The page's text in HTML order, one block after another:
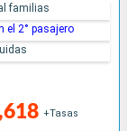
+Tasas
familias
el 2° pasajero